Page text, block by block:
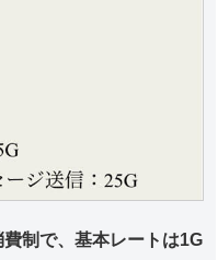
費制で、基本レートは1G